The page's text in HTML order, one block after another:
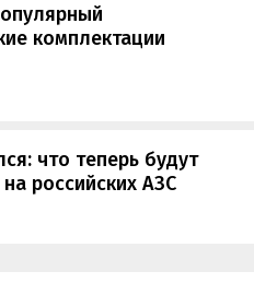
комплектации
что теперь будут
российских АЗС